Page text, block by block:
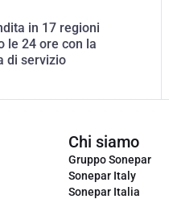
in 17 regioni
le 24 ore con la
di servizio
Chi siamo
Gruppo Sonepar
Sonepar Italy
Sonepar Italia